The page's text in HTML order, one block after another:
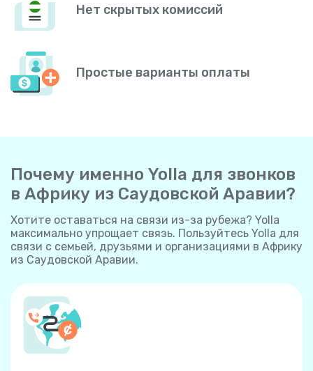
Нет скрытых комиссий
Простые варианты оплаты
Почему именно Yolla для звонков
в Африку из Саудовской Аравии?
Хотите оставаться на связи из-за рубежа? Yolla
максимально упрощает связь. Пользуйтесь Yolla для
связи с семьей, друзьями и организациями в Африку
из Саудовской Аравии.